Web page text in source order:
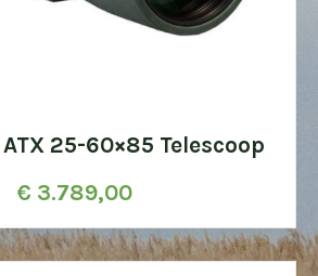
25-60×85 Telescoop
€ 3.789,00